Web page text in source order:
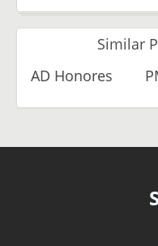
Similar
AD Honores